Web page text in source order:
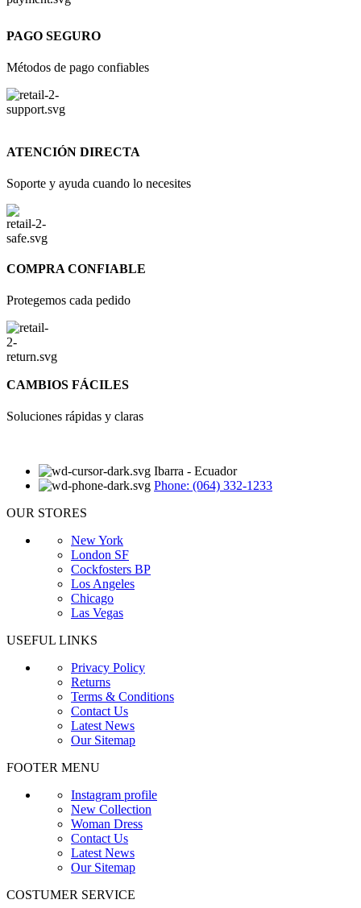
PAGO SEGURO
Métodos de pago confiables
ATENCIÓN DIRECTA
Soporte y ayuda cuando lo necesites
COMPRA CONFIABLE
Protegemos cada pedido
CAMBIOS FÁCILES
Soluciones rápidas y claras
Ibarra - Ecuador
Phone: (064) 332-1233
OUR STORES
New York
London SF
Cockfosters BP
Los Angeles
Chicago
Las Vegas
USEFUL LINKS
Privacy Policy
Returns
Terms & Conditions
Contact Us
Latest News
Our Sitemap
FOOTER MENU
Instagram profile
New Collection
Woman Dress
Contact Us
Latest News
Our Sitemap
COSTUMER SERVICE